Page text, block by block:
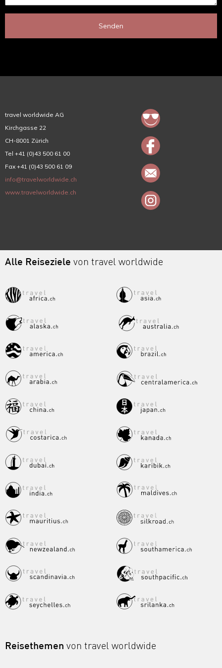
Senden
travel worldwide AG
Kirchgasse 22
CH-8001 Zürich
Tel +41 (0)43 500 61 00
Fax +41 (0)43 500 61 09
info@travelworldwide.ch
www.travelworldwide.ch
Alle Reiseziele von travel worldwide
Reisethemen von travel worldwide